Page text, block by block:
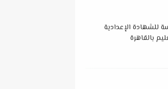
للشهادة الإعدادية